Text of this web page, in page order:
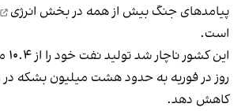
پیامدهای جنگ بیش از همه دربخش انرژی
است.
روز در فوریه به حدود هشت میلیون بشکه در
کاهش دهد.